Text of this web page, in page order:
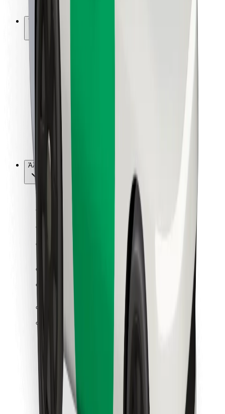
Υποστήριξη
Για επιβάτες
Για τους οδηγούς
Για ιδιοκτήτες στόλου οχημάτων
Για εστιατόρια
Bolt for Business
Άλλο
Πάρε ταξί μέσα σε λίγα λεπτά!
Κατέβασε την εφαρμογή Bolt
Βρείτε το αγαπημένο σας φαγητό!
Κατεβάστε την εφαρμογή Bolt Food